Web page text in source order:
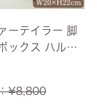
ーテイラー 脚
ックス ハルノ
PK) 【送
¥8,800